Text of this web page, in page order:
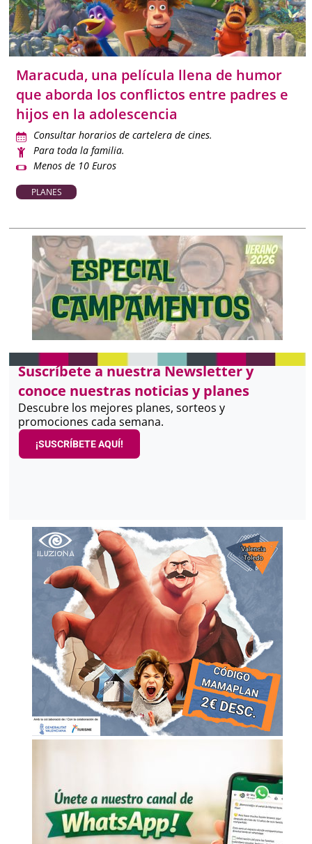
Maracuda, una película llena de humor
que aborda los conflictos entre padres e
hijos en la adolescencia
Consultar horarios de cartelera de cines.
Para toda la familia.
Menos de 10 Euros
PLANES
Suscríbete a nuestra Newsletter y
conoce nuestras noticias y planes
Descubre los mejores planes, sorteos y
promociones cada semana.
¡SUSCRÍBETE AQUÍ!